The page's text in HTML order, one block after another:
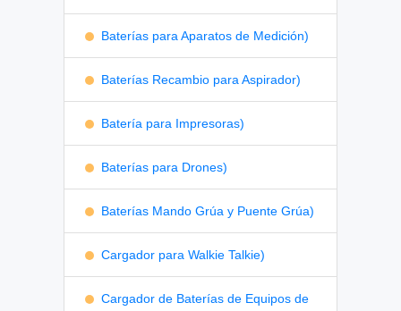
Baterías para Aparatos de Medición)
Baterías Recambio para Aspirador)
Batería para Impresoras)
Baterías para Drones)
Baterías Mando Grúa y Puente Grúa)
Cargador para Walkie Talkie)
Cargador de Baterías de Equipos de